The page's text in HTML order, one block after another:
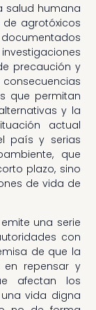
salud humana
agrotóxicos
precaución y
consecuencias
que permitan
y la
actual
país y serias
que
plazo, sino
de vida de
una serie
con
de que la
repensar y
afectan los
vida digna